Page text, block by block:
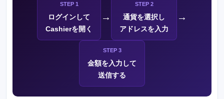
STEP 1
ログインして
Cashierを開く
→
STEP 2
通貨を選択し
アドレスを入力
→
STEP 3
金額を入力して
送信する